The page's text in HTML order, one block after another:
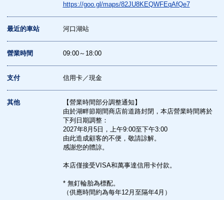
https://goo.gl/maps/82JU8KEQWFEqAfQe7
最近的車站 河口湖站
營業時間 09:00～18:00
支付 信用卡／現金
其他
【營業時間部分調整通知】
由於湖畔節期間商店前道路封閉，本店營業時間將於
下列日期調整：
2027年8月5日，上午9:00至下午3:00
由此造成顧客的不便，敬請諒解。
感謝您的體諒。
本店僅接受VISA和萬事達信用卡付款。
* 無釘輪胎為標配。
（供應時間約為每年12月至隔年4月）